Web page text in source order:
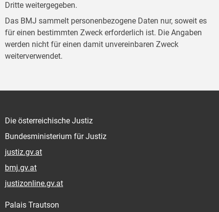
Dritte weitergegeben.
Das BMJ sammelt personenbezogene Daten nur, soweit es
für einen bestimmten Zweck erforderlich ist. Die Angaben
werden nicht für einen damit unvereinbaren Zweck
weiterverwendet.
Die österreichische Justiz
Bundesministerium für Justiz
justiz.gv.at
bmj.gv.at
justizonline.gv.at
Palais Trautson